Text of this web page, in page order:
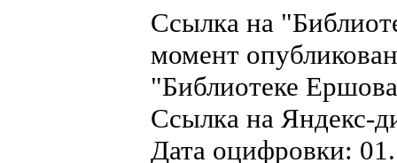
Ссылка на
момент
"Библиотеке
Ссылка на Яндекс-
Дата оцифровки: